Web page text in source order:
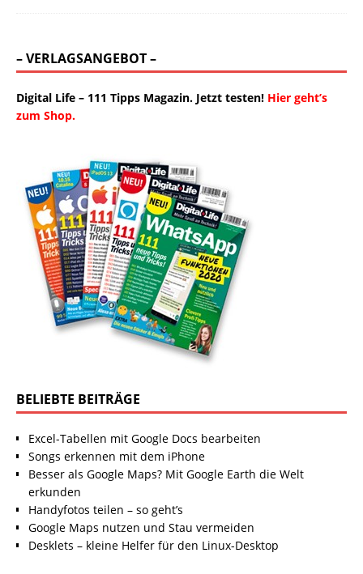
– VERLAGSANGEBOT –
Digital Life – 111 Tipps Magazin. Jetzt testen! Hier geht’s
zum Shop.
BELIEBTE BEITRÄGE
Excel-Tabellen mit Google Docs bearbeiten
Songs erkennen mit dem iPhone
Besser als Google Maps? Mit Google Earth die Welt
erkunden
Handyfotos teilen – so geht’s
Google Maps nutzen und Stau vermeiden
Desklets – kleine Helfer für den Linux-Desktop